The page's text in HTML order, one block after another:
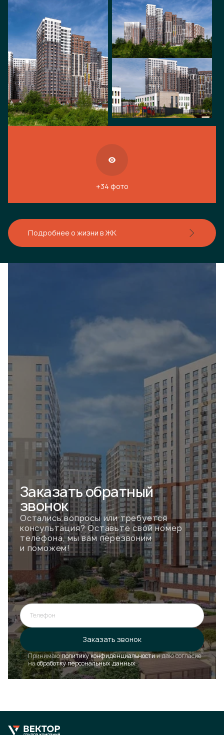
+34 фото
Подробнее о жизни в ЖК
Заказатьобратный
звонок
Остались вопросы или требуется
консультация? Оставьте свой номер
телефона, мы вам перезвоним
и поможем!
Телефон
Заказать звонок
Принимаюполитику конфиденциальностии даю согласие
наобработку персональных данных
Ошибка при отправке!
Форма появится через
Закрыть